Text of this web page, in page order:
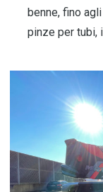
benne, fino
pinze per tubi,